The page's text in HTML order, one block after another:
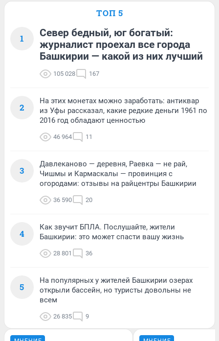
ТОП 5
1
Север бедный, юг богатый:
журналист проехал все города
Башкирии — какой из них лучший
105 028 167
2
На этих монетах можно заработать: антиквар
из Уфы рассказал, какие редкие деньги 1961 по
2016 год обладают ценностью
46 964 11
3
Давлеканово — деревня, Раевка — не рай,
Чишмы и Кармаскалы — провинция с
огородами: отзывы на райцентры Башкирии
36 590 20
4
Как звучит БПЛА. Послушайте, жители
Башкирии: это может спасти вашу жизнь
28 801 36
5
На популярных у жителей Башкирии озерах
открыли бассейн, но туристы довольны не
всем
26 835 9